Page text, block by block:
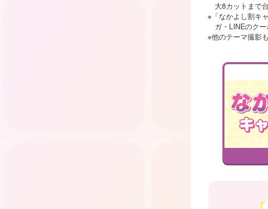
大8カットまで
※「なかよし割キ
ガ・LINEのク
※他のテーマ撮影